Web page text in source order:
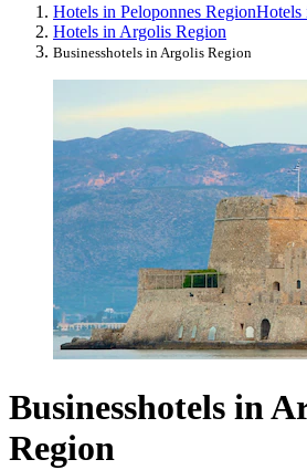
Hotels in Peloponnes RegionHotels
Hotels in Argolis Region
Businesshotels in Argolis Region
Businesshotels in
Region